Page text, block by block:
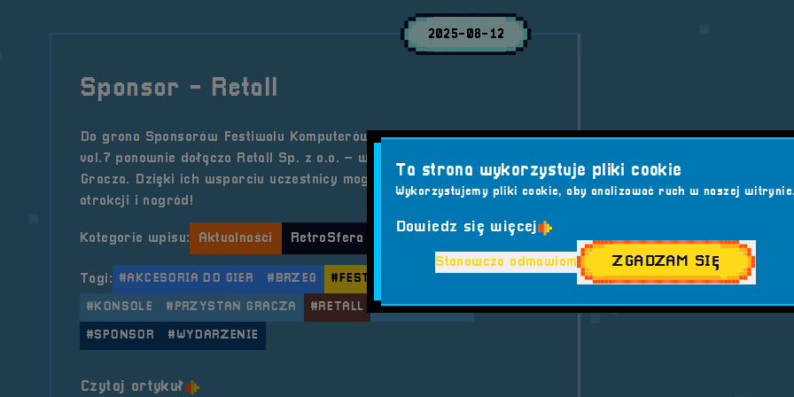
2025-08-12
Sponsor - Retall
Do grona Sponsorów Festiwalu Komputerów, Gier i Konsol RetroSfera
vol.7 ponownie dołącza Retall Sp. z o.o. – właściciel sklepu Przystań
Gracza. Dzięki ich wsparciu uczestnicy mogą liczyć na jeszcze więcej
atrakcji i nagród!
Kategorie wpisu: Aktualności RetroSfera vol. 7
Tagi: #AKCESORIA DO GIER #BRZEG #FESTIWAL GIER
#KONSOLE #PRZYSTAŃ GRACZA #RETALL #RETROSFERA
#SPONSOR #WYDARZENIE
Czytaj artykuło tytule Sponsor &#8211; Retall
Ta strona wykorzystuje pliki cookie
Wykorzystujemy pliki cookie, aby analizować ruch w naszej
Dowiedz się więcej
Stanowczo odmawiam ZGADZAM SIĘ